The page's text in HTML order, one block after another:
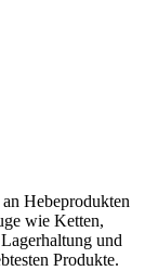
Hebeprodukten
wie Ketten,
und
Produkte.